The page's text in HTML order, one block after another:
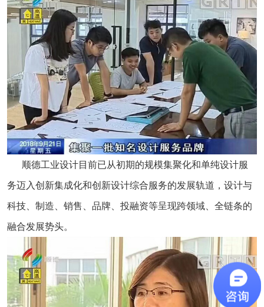
顺德工业设计目前已从初期的规模集聚化和单纯设计服
务迈入创新集成化和创新设计综合服务的发展轨道，设计与
科技、制造、销售、品牌、投融资等呈现跨领域、全链条的
融合发展势头。